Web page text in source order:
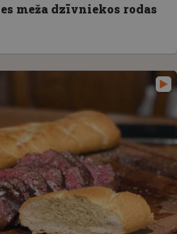
meža dzīvniekos rodas